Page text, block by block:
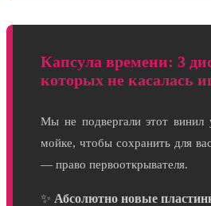
Капсула времени: 3
которых не касалась
Мы не подвергали этот винил
мойке, чтобы сохранить для
— право первооткрывателя.
✨ Абсолютно новые